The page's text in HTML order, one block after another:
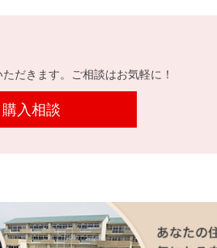
だきます。ご相談はお気軽に！
購入相談